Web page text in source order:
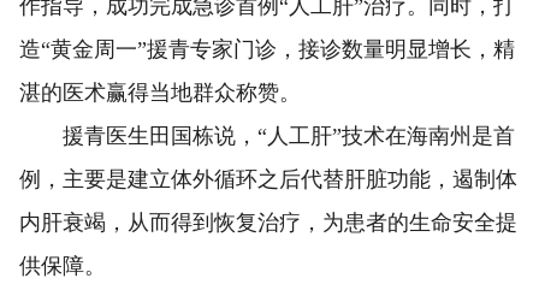
作指导，成功完成急诊首例“人工肝”治疗。同时，打
造“黄金周一”援青专家门诊，接诊数量明显增长，精
湛的医术赢得当地群众称赞。
援青医生田国栋说，“人工肝”技术在海南州是首
例，主要是建立体外循环之后代替肝脏功能，遏制体
内肝衰竭，从而得到恢复治疗，为患者的生命安全提
供保障。